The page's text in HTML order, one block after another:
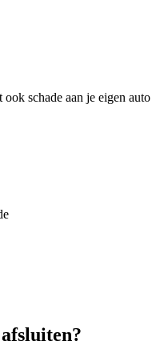
schade aan je eigen auto